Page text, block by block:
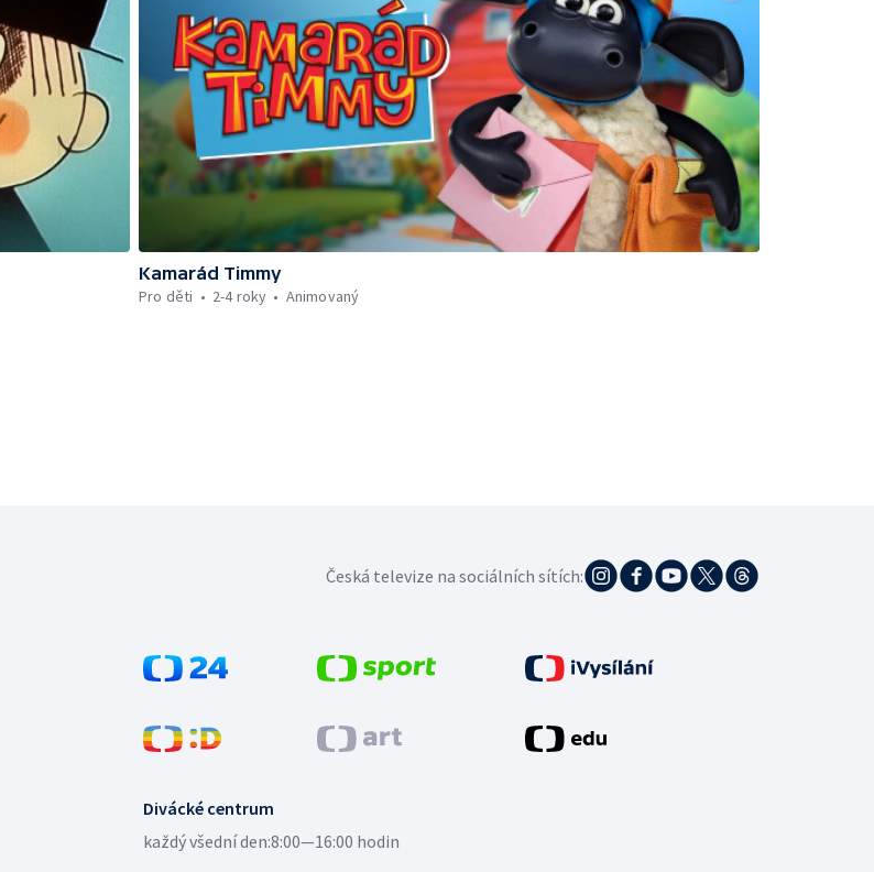
Kamarád Timmy
Pro děti
2-4 roky Animovaný
Divácké centrum
každý všední den:8:00—16:00 hodin
Česká televize na sociálních sítích: